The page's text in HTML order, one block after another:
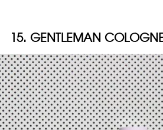
15. GENTLEMAN